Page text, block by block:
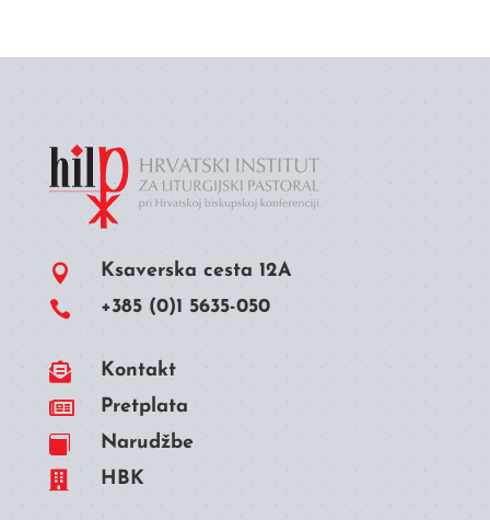
 Ksaverska cesta 12A
 +385 (0)1 5635-050
 Kontakt
 Pretplata
 Narudžbe
 HBK